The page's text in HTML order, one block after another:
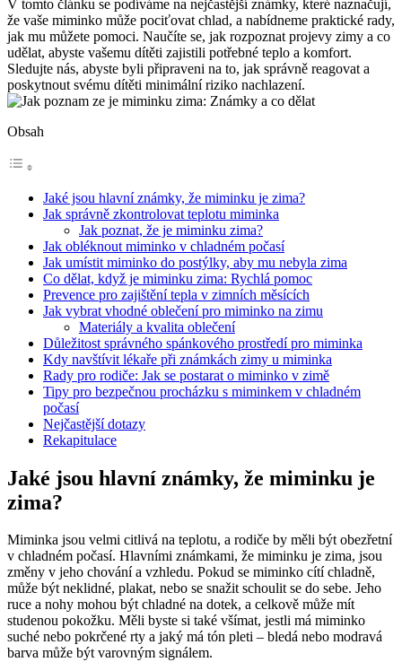
V tomto článku se podíváme na nejčastější známky, které naznačují,
že vaše miminko může pociťovat chlad, a nabídneme praktické rady,
jak mu můžete pomoci. Naučíte se, jak rozpoznat projevy zimy a co
udělat, abyste vašemu dítěti zajistili potřebné teplo a komfort.
Sledujte nás, abyste byli připraveni na to, jak správně reagovat a
poskytnout svému dítěti minimální riziko nachlazení.
Obsah
Jaké jsou hlavní známky, že miminku je zima?
Jak správně zkontrolovat teplotu miminka
Jak poznat, že je miminku zima?
Jak obléknout miminko v chladném počasí
Jak umístit miminko do postýlky, aby mu nebyla zima
Co dělat, když je miminku zima: Rychlá pomoc
Prevence pro zajištění tepla v zimních měsících
Jak vybrat vhodné oblečení pro miminko na zimu
Materiály a kvalita oblečení
Důležitost správného spánkového prostředí pro miminka
Kdy navštívit lékaře při známkách zimy u miminka
Rady pro rodiče: Jak se postarat o miminko v zimě
Tipy pro bezpečnou procházku s miminkem v chladném
počasí
Nejčastější dotazy
Rekapitulace
Jaké jsou hlavní známky, že miminku je
zima?
Miminka jsou velmi citlivá na teplotu, a rodiče by měli být obezřetní
v chladném počasí. Hlavními známkami, že miminku je zima, jsou
změny v jeho chování a vzhledu. Pokud se miminko cítí chladně,
může být neklidné, plakat, nebo se snažit schoulit se do sebe. Jeho
ruce a nohy mohou být chladné na dotek, a celkově může mít
studenou pokožku. Měli byste si také všímat, jestli má miminko
suché nebo pokrčené rty a jaký má tón pleti – bledá nebo modravá
barva může být varovným signálem.